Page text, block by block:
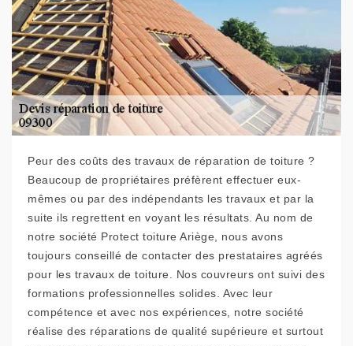
Peur des coûts des travaux de réparation de toiture ?
Beaucoup de propriétaires préfèrent effectuer eux-
mêmes ou par des indépendants les travaux et par la
suite ils regrettent en voyant les résultats. Au nom de
notre société Protect toiture Ariège, nous avons
toujours conseillé de contacter des prestataires agréés
pour les travaux de toiture. Nos couvreurs ont suivi des
formations professionnelles solides. Avec leur
compétence et avec nos expériences, notre société
réalise des réparations de qualité supérieure et surtout